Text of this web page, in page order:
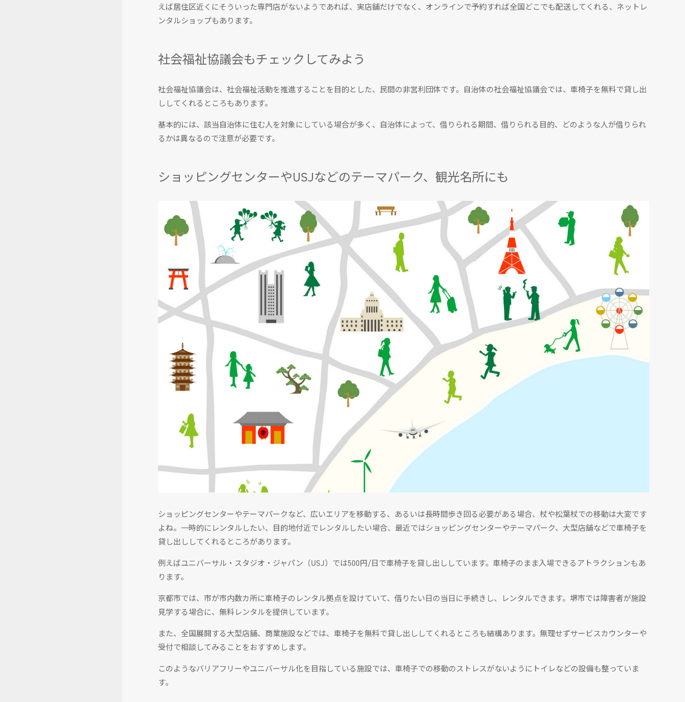
えば居住区近くにそういった専門店がないようであれば、実店舗だけでなく、オンラインで予約すれば全国どこでも配送してくれる、ネットレ
ンタルショップもあります。
社会福祉協議会もチェックしてみよう
社会福祉協議会は、社会福祉活動を推進することを目的とした、民間の非営利団体です。自治体の社会福祉協議会では、車椅子を無料で貸し出
ししてくれるところもあります。
基本的には、該当自治体に住む人を対象にしている場合が多く、自治体によって、借りられる期間、借りられる目的、どのような人が借りられ
るかは異なるので注意が必要です。
ショッピングセンターやUSJなどのテーマパーク、観光名所にも
ショッピングセンターやテーマパークなど、広いエリアを移動する、あるいは長時間歩き回る必要がある場合、杖や松葉杖での移動は大変です
よね。一時的にレンタルしたい、目的地付近でレンタルしたい場合、最近ではショッピングセンターやテーマパーク、大型店舗などで車椅子を
貸し出ししてくれるところがあります。
例えばユニバーサル・スタジオ・ジャパン（USJ）では500円/日で車椅子を貸し出ししています。車椅子のまま入場できるアトラクションもあ
ります。
京都市では、市が市内数カ所に車椅子のレンタル拠点を設けていて、借りたい日の当日に手続きし、レンタルできます。堺市では障害者が施設
見学する場合に、無料レンタルを提供しています。
また、全国展開する大型店舗、商業施設などでは、車椅子を無料で貸し出ししてくれるところも結構あります。無理せずサービスカウンターや
受付で相談してみることをおすすめします。
このようなバリアフリーやユニバーサル化を目指している施設では、車椅子での移動のストレスがないようにトイレなどの設備も整っていま
す。